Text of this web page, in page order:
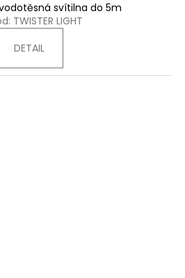
vodotěsná svítilna do 5m
TWISTER LIGHT
DETAIL